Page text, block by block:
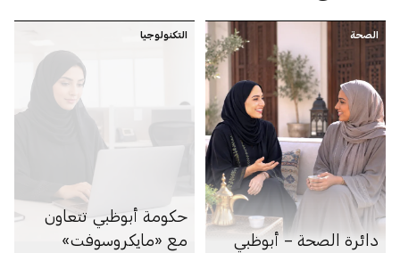
الصحة
دائرة الصحة – أبوظبي
التكنولوجيا
حكومة أبوظبي تتعاون
مع «مايكروسوفت»